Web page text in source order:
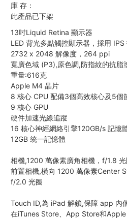
庫 存：
此產品已下架
13吋Liquid Retina 顯示器
LED 背光多點觸控顯示器，採用 IPS
2732 x 2048 解像度，264 ppi
寬廣色域 (P3),原色調,防指紋的抗脂
重量:616克
Apple M4 晶片
8 核心 CPU 配備3個高效核心及5個
9 核心 GPU
硬件加速光線追蹤
16 核心神經網絡引擎120GB/s 記憶
12GB 統一記憶體
相機,1200 萬像素廣角相機，f/1.8 光
前置相機,橫向 1200 萬像素Center
f/2.0 光圈
Touch ID,為 iPad 解鎖,保障 app 內
在iTunes Store、App Store和